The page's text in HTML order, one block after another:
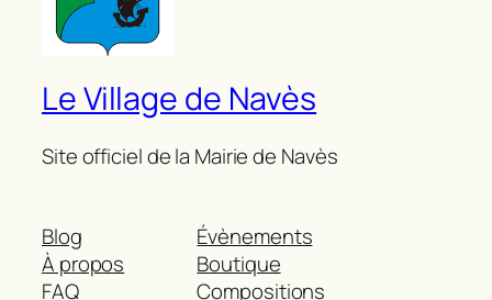
Le Village de Navès
Site officiel de la Mairie de Navès
Blog
À propos
FAQ
Évènements
Boutique
Compositions